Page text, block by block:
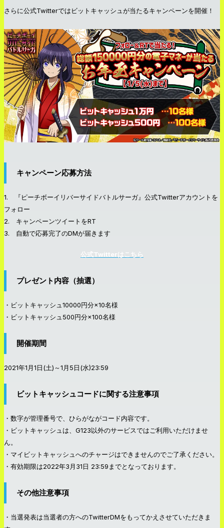
さらに公式Twitterではビットキャッシュが当たるキャンペーンを開催！
キャンペーン応募方法
1. 『ピーチボーイリバーサイドバトルサーガ』公式Twitterアカウントを
フォロー
2. キャンペーンツイートをRT
3. 自動で応募完了のDMが届きます
公式Twitterはこちら
プレゼント内容（抽選）
・ビットキャッシュ10000円分×10名様
・ビットキャッシュ500円分×100名様
開催期間
2021年1月1日(土)～1月5日(水)23:59
ビットキャッシュコードに関する注意事項
・数字が管理番号で、ひらがながコード内容です。
・ビットキャッシュは、G123以外のサービスではご利用いただけませ
ん。
・マイビットキャッシュへのチャージはできませんのでご了承ください。
・有効期限は2022年3月31日 23:59までとなっております。
その他注意事項
・当選発表は当選者の方へのTwitterDMをもってかえさせていただきま